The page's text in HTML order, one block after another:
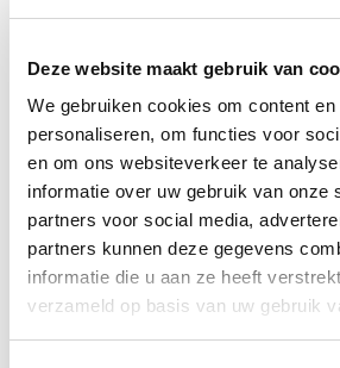
Deze website maakt gebruik van
We gebruiken cookies om content
personaliseren, om functies voor
en om ons websiteverkeer te
informatie over uw gebruik van onze
partners voor social media,
partners kunnen deze gegevens
informatie die u aan ze heeft
verzameld op basis van uw gebruik
Mansveld Audio Video
dienstverlening uit
Lees het hele artikel